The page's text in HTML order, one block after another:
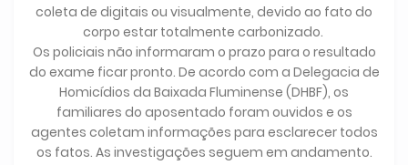
coleta de digitais ou visualmente, devido ao fato do
corpo estar totalmente carbonizado.
Os policiais não informaram o prazo para o resultado
do exame ficar pronto. De acordo com a Delegacia de
Homicídios da Baixada Fluminense (DHBF), os
familiares do aposentado foram ouvidos e os
agentes coletam informações para esclarecer todos
os fatos. As investigações seguem em andamento.